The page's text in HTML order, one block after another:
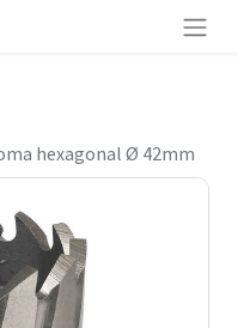
hexagonal Ø 42mm